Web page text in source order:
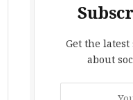
Get the
about